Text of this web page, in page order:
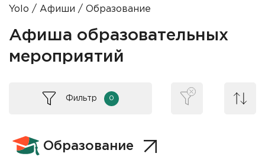
Yolo Афиши Образование
Афиша образовательных
мероприятий
Фильтр 0
Образование